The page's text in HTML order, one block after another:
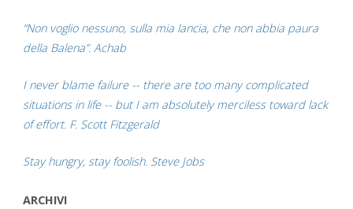
“Non voglio nessuno, sulla mia lancia, che non abbia paura
della Balena”. Achab
I never blame failure -- there are too many complicated
situations in life -- but I am absolutely merciless toward lack
of effort. F. Scott Fitzgerald
Stay hungry, stay foolish. Steve Jobs
ARCHIVI